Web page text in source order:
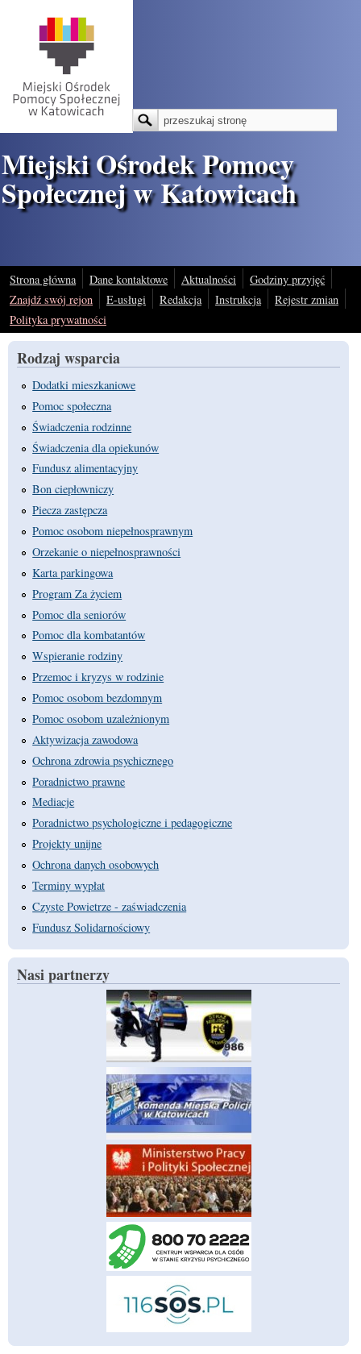
Miejski Ośrodek Pomocy
Społecznej w Katowicach
Formularz wyszukiwania
Szukaj
Strona główna Dane kontaktowe Aktualności
Godziny przyjęć
Znajdź swój rejon
E-usługi Redakcja Instrukcja
Rejestr zmian
Polityka prywatności
Rodzaj wsparcia
Dodatki mieszkaniowe
Pomoc społeczna
Świadczenia rodzinne
Świadczenia dla opiekunów
Fundusz alimentacyjny
Bon ciepłowniczy
Piecza zastępcza
Pomoc osobom niepełnosprawnym
Orzekanie o niepełnosprawności
Karta parkingowa
Program Za życiem
Pomoc dla seniorów
Pomoc dla kombatantów
Wspieranie rodziny
Przemoc i kryzys w rodzinie
Pomoc osobom bezdomnym
Pomoc osobom uzależnionym
Aktywizacja zawodowa
Ochrona zdrowia psychicznego
Poradnictwo prawne
Mediacje
Poradnictwo psychologiczne i pedagogiczne
Projekty unijne
Ochrona danych osobowych
Terminy wypłat
Czyste Powietrze - zaświadczenia
Fundusz Solidarnościowy
Nasi partnerzy